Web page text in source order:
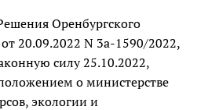
Оренбургского
от 20.09.2022 N 3а-1590/2022,
силу 25.10.2022,
о министерстве
экологии и